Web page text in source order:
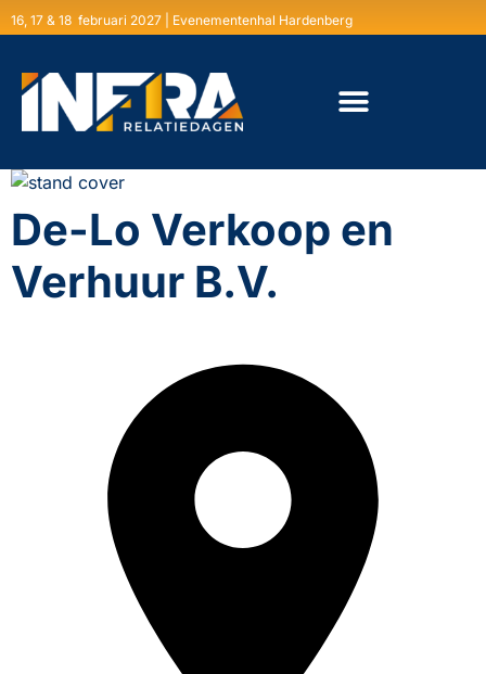
16, 17 & 18 februari 2027 | Evenementenhal Hardenberg
De-Lo Verkoop en
Verhuur B.V.